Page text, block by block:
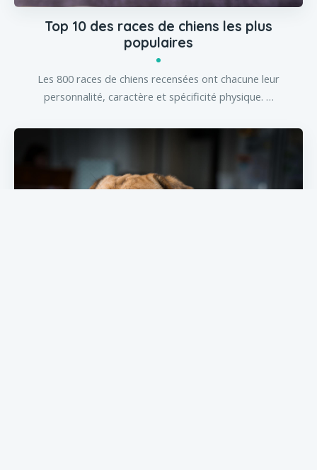
Top 10 des races de chiens les plus
populaires
Les 800 races de chiens recensées ont chacune leur
personnalité, caractère et spécificité physique. …